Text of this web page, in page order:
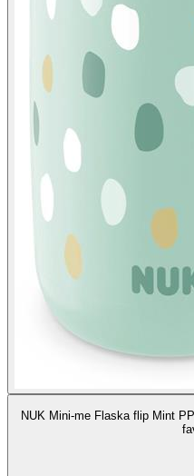
NUK Mini-me Flaska flip Mint